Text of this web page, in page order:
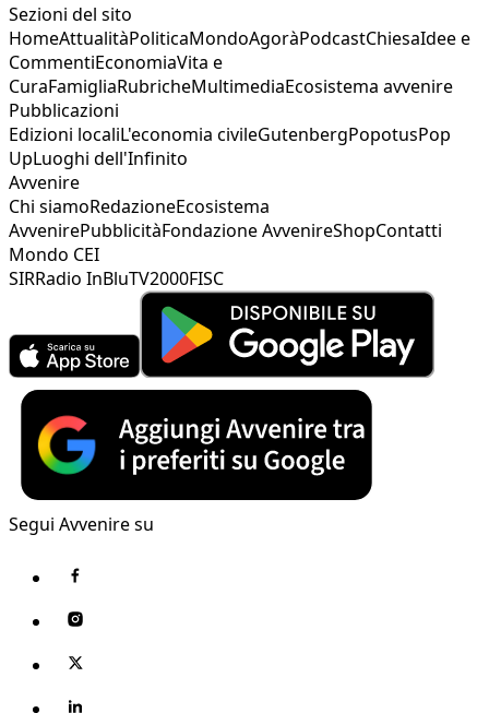
Sezioni del sito
HomeAttualitàPoliticaMondoAgoràPodcastChiesaIdee e
CommentiEconomiaVita e
CuraFamigliaRubricheMultimediaEcosistema avvenire
Pubblicazioni
Edizioni localiL'economia civileGutenbergPopotusPop
UpLuoghi dell'Infinito
Avvenire
Chi siamoRedazioneEcosistema
AvvenirePubblicitàFondazione AvvenireShopContatti
Mondo CEI
SIRRadio InBluTV2000FISC
Segui Avvenire su